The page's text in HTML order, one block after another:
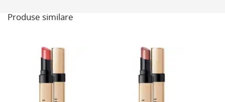
Produse similare